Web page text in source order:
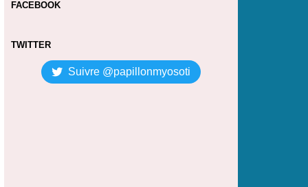
FACEBOOK
TWITTER
Suivre @papillonmyosoti